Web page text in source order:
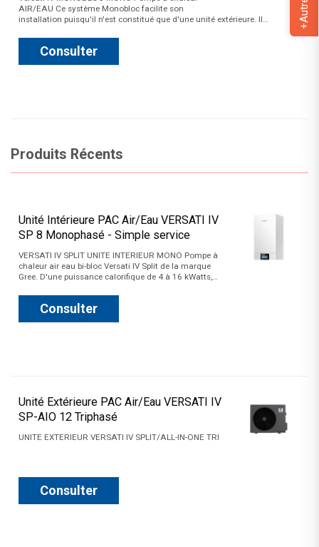
AIR/EAU Ce système Monobloc facilite son
installation puisqu'il n'est constitué que d'une unité extérieure. Il…
Consulter
Produits Récents
Unité Intérieure PAC Air/Eau VERSATI IV
SP 8 Monophasé - Simple service
VERSATI IV SPLIT UNITE INTERIEUR MONO Pompe à
chaleur air eau bi-bloc Versati IV Split de la marque
Gree. D'une puissance calorifique de 4 à 16 kWatts,…
Consulter
Unité Extérieure PAC Air/Eau VERSATI IV
SP-AIO 12 Triphasé
UNITE EXTERIEUR VERSATI IV SPLIT/ALL-IN-ONE TRI
Consulter